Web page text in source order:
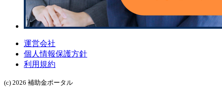
運営会社
個人情報保護方針
利用規約
(c) 2026 補助金ポータル